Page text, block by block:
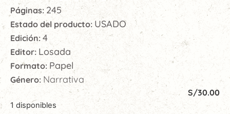
Páginas: 245
Estado del producto: USADO
Edición: 4
Editor: Losada
Formato: Papel
Género: Narrativa
S/30.00
1 disponibles